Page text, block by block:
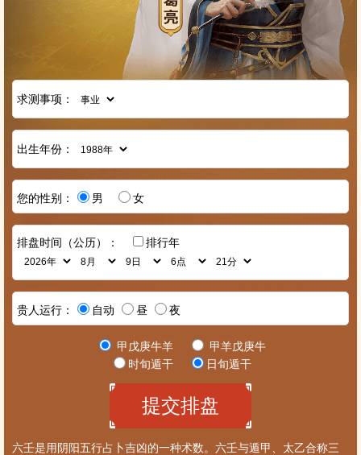
求测事项：
出生年份：
您的性别： 男 女
排盘时间（公历）： 排行年
贵人运行： 自动 昼 夜
甲戊庚牛羊
甲羊戊庚牛
时旬遁干
日旬遁干
六壬是用阴阳五行占卜吉凶的一种术数。六壬与遁甲、太乙合称三